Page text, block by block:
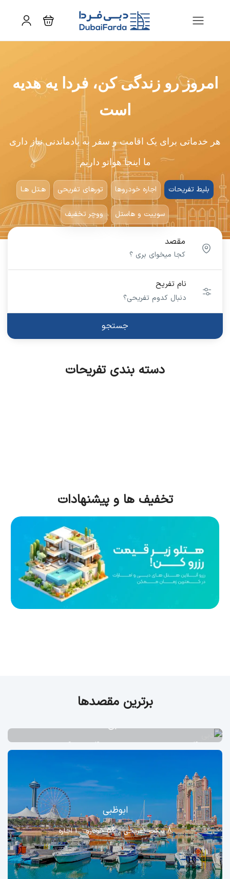
امروز رو زندگی کن، فردا یه هدیه
است
هر خدماتی برای یک اقامت و سفر به یادماندنی نیاز داری
ما اینجا هواتو داریم
بلیط تفریحات اجاره خودروها تورهای تفریحی هـتل هـا
سوییت و هاستل ووچر تخفیف
مقصد
نام تفریح
جستجو
دسته بندی تفریحات
تخفیف ها و پیشنهادات
برترین مقصدها
دبی
42 تیکت تفریحی 55 خودرو 40 هتل 6 اجاره 2 تور
ابوظبی
8 تیکت تفریحی 56 خودرو 1 اجاره